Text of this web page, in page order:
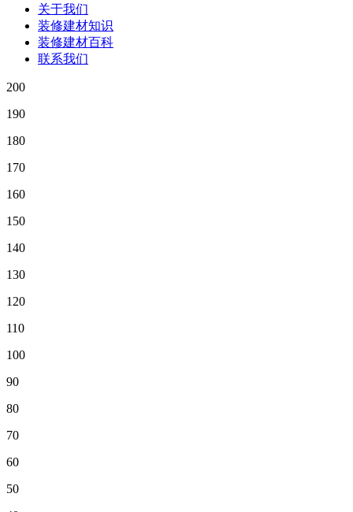
关于我们
装修建材知识
装修建材百科
联系我们
200
190
180
170
160
150
140
130
120
110
100
90
80
70
60
50